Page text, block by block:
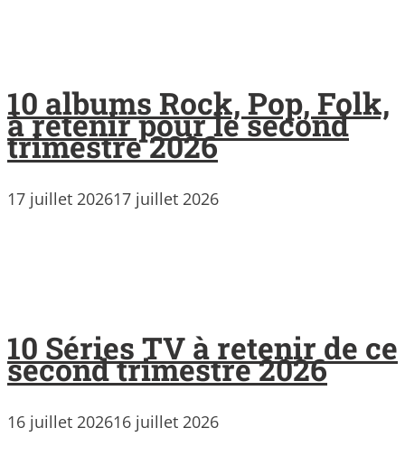
10 albums Rock, Pop, Folk,
à retenir pour le second
trimestre 2026
17 juillet 202617 juillet 2026
10 Séries TV à retenir de ce
second trimestre 2026
16 juillet 202616 juillet 2026